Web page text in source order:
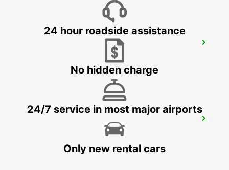
24 hour roadside assistance
No hidden charge
24/7 service in most major airports
Only new rental cars